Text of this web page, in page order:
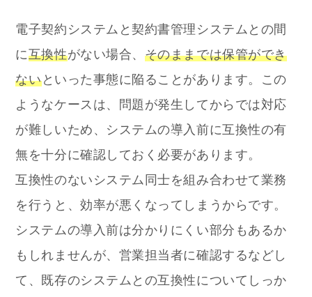
電子契約システムと契約書管理システムとの間
に互換性がない場合、 そのままでは保管ができ
ないといった事態に陥ることがあります。この
ようなケースは、問題が発生してからでは対応
が難しいため、システムの導入前に互換性の有
無を十分に確認しておく必要があります。
互換性のないシステム同士を組み合わせて業務
を行うと、効率が悪くなってしまうからです。
システムの導入前は分かりにくい部分もあるか
もしれませんが、営業担当者に確認するなどし
て、既存のシステムとの互換性についてしっか